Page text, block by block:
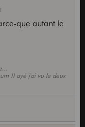
que autant le
!! ayé j'ai vu le deux